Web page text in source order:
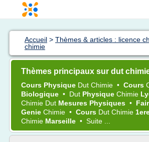
Accueil > Thèmes & articles : licence
chimie
Thèmes principaux sur dut
Cours Physique Dut Chimie • Cours
Biologique • Dut Physique Chimie
Chimie Dut Mesures Physiques •
Genie Chimie • Cours Dut Chimie
Chimie Marseille • Suite ...